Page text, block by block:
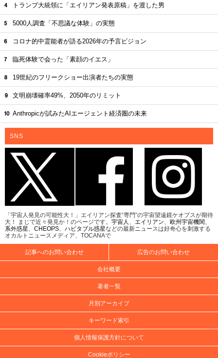
トランプ大統領に「エイリアン発表原稿」を渡した男
5000人調査「不思議な体験」の実態
コロナ的中霊能者が語る2026年の予言ビジョン
臨死体験で会った「素顔のイエス」
19世紀のフリークショー出演者たちの実態
文明崩壊確率49%、2050年のリミット
Anthropicが試みたAIエージェント経済圏の未来
SNS
「宇宙人発見の可能性大！」エイリアン探査“専門”の宇宙望遠鏡ケオプスが期待
大！ まじで近々発見か！のページです。 宇宙人 、 エイリアン、 欧州宇宙機関、
系外惑星、 CHEOPS、 ハビタブル惑星などの最新ニュースは好奇心を刺激する
オカルトニュースメディア、TOCANAで
記事へのお問い合わせ 広告のお問い合わせ
会社概要
著者一覧
月別アーカイブ
キーワード索引
個人情報保護方針について
Cookieポリシー